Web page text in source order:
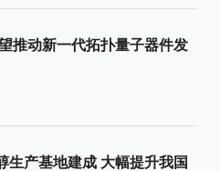
推动新一代拓扑量子器件发
生产基地建成 大幅提升我国